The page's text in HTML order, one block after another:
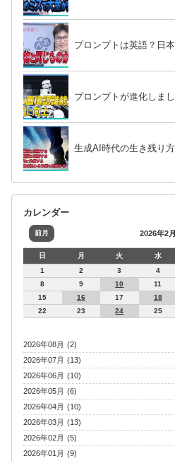
プロンプトは英語？日
プロンプトが進化しま
生成AI時代の生き残り方
カレンダー
前月 2026年2月
日 月 火 水
1
2 3 4
8
9 10 11
15
16 17 18
22
23 24 25
2026年08月 (2)
2026年07月 (13)
2026年06月 (10)
2026年05月 (6)
2026年04月 (10)
2026年03月 (13)
2026年02月 (5)
2026年01月 (9)